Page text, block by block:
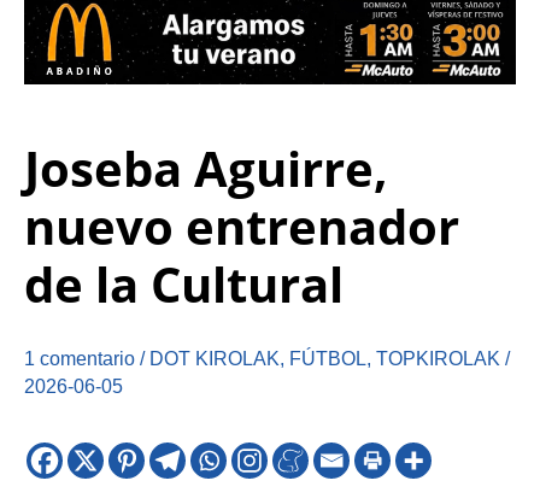
Joseba Aguirre,
nuevo entrenador
de la Cultural
1 comentario / DOT KIROLAK, FÚTBOL, TOPKIROLAK /
2026-06-05